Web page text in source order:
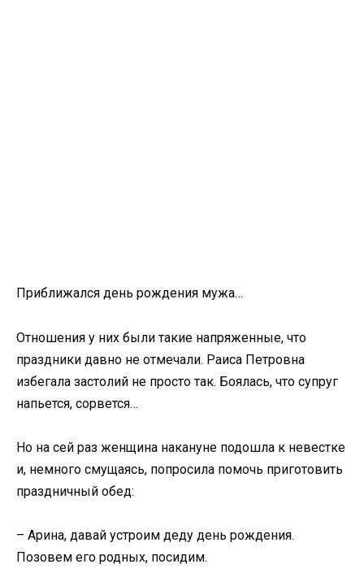
Приближался день рождения мужа…
Отношения у них были такие напряженные, что
праздники давно не отмечали. Раиса Петровна
избегала застолий не просто так. Боялась, что супруг
напьется, сорвется…
Но на сей раз женщина накануне подошла к невестке
и, немного смущаясь, попросила помочь приготовить
праздничный обед:
– Арина, давай устроим деду день рождения.
Позовем его родных, посидим.